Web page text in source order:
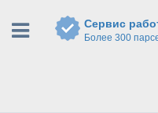
Сервис
Более 300